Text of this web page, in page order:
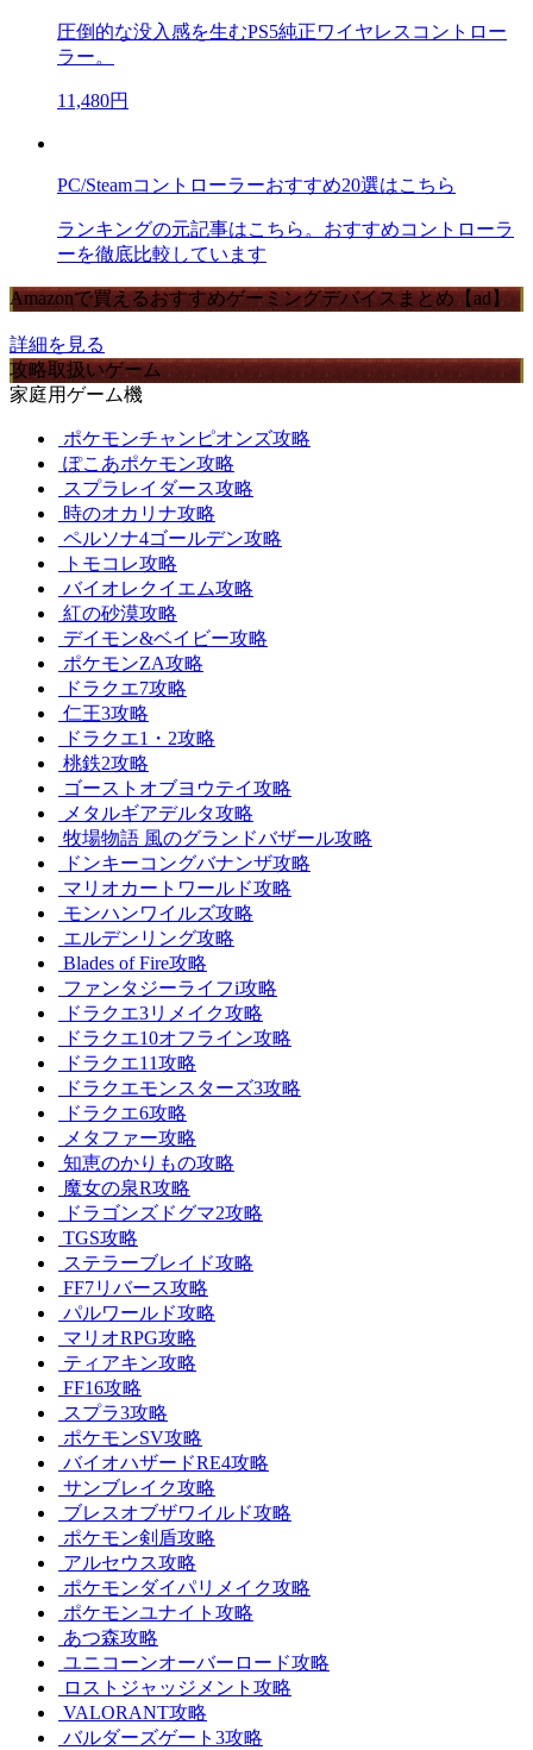
圧倒的な没入感を生むPS5純正ワイヤレスコントロー
ラー。
11,480円
PC/Steamコントローラーおすすめ20選はこちら
ランキングの元記事はこちら。おすすめコントローラ
ーを徹底比較しています
Amazonで買えるおすすめゲーミングデバイスまとめ【ad】
詳細を見る
攻略取扱いゲーム
家庭用ゲーム機
ポケモンチャンピオンズ攻略
ぽこあポケモン攻略
スプラレイダース攻略
時のオカリナ攻略
ペルソナ4ゴールデン攻略
トモコレ攻略
バイオレクイエム攻略
紅の砂漠攻略
デイモン&ベイビー攻略
ポケモンZA攻略
ドラクエ7攻略
仁王3攻略
ドラクエ1・2攻略
桃鉄2攻略
ゴーストオブヨウテイ攻略
メタルギアデルタ攻略
牧場物語 風のグランドバザール攻略
ドンキーコングバナンザ攻略
マリオカートワールド攻略
モンハンワイルズ攻略
エルデンリング攻略
Blades of Fire攻略
ファンタジーライフi攻略
ドラクエ3リメイク攻略
ドラクエ10オフライン攻略
ドラクエ11攻略
ドラクエモンスターズ3攻略
ドラクエ6攻略
メタファー攻略
知恵のかりもの攻略
魔女の泉R攻略
ドラゴンズドグマ2攻略
TGS攻略
ステラーブレイド攻略
FF7リバース攻略
パルワールド攻略
マリオRPG攻略
ティアキン攻略
FF16攻略
スプラ3攻略
ポケモンSV攻略
バイオハザードRE4攻略
サンブレイク攻略
ブレスオブザワイルド攻略
ポケモン剣盾攻略
アルセウス攻略
ポケモンダイパリメイク攻略
ポケモンユナイト攻略
あつ森攻略
ユニコーンオーバーロード攻略
ロストジャッジメント攻略
VALORANT攻略
バルダーズゲート3攻略